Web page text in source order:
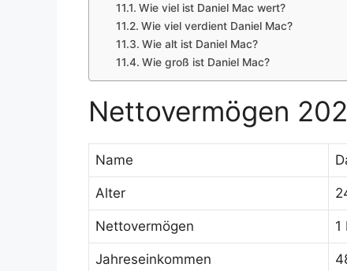
Wie viel ist Daniel Mac wert?
Wie viel verdient Daniel Mac?
Wie alt ist Daniel Mac?
Wie groß ist Daniel Mac?
Nettovermögen
Name
Alter
Nettovermögen 1
Jahreseinkommen